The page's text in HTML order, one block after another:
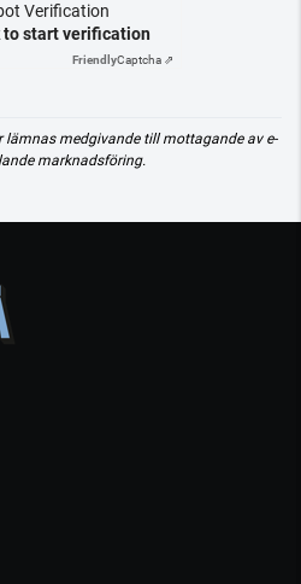
Verification
to start verification
FriendlyCaptcha ⇗
medgivande till mottagande av e-
marknadsföring.